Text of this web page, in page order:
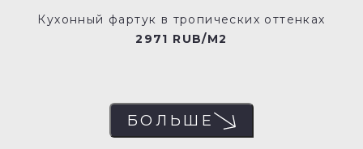
Кухонный фартук в тропических оттенках
2971 RUB/M2
БОЛЬШЕ